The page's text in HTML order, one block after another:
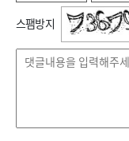
스팸방지